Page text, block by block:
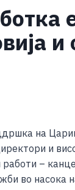
на
и
–
во насока